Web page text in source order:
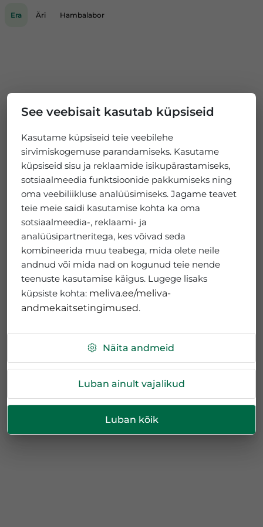
See veebisait kasutab küpsiseid
Kasutame küpsiseid teie veebilehe
sirvimiskogemuse parandamiseks. Kasutame
küpsiseid sisu ja reklaamide isikupärastamiseks,
sotsiaalmeedia funktsioonide pakkumiseks ning
oma veebiliikluse analüüsimiseks. Jagame teavet
teie meie saidi kasutamise kohta ka oma
sotsiaalmeedia-, reklaami- ja
analüüsipartneritega, kes võivad seda
kombineerida muu teabega, mida olete neile
andnud või mida nad on kogunud teie nende
teenuste kasutamise käigus. Lugege lisaks
küpsiste kohta: meliva.ee/meliva-
andmekaitsetingimused.
Näita andmeid
Luban ainult vajalikud
Luban kõik
Era Äri Hambalabor